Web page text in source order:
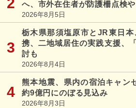
へ、市外在住者が防護柵点検
2026年8月5日
栃木県那須塩原市とJR東日
携、二地域居住の実践支援、
討も
2026年8月4日
熊本地震、県内の宿泊キャン
約9億円にのぼる見込み
2026年8月3日